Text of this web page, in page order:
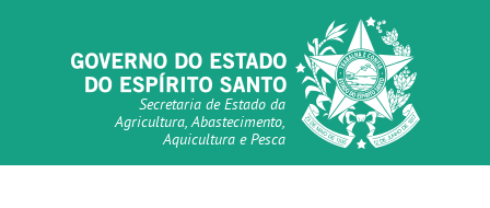
Secretaria de Estado da
Agricultura, Abastecimento,
Aquicultura e Pesca